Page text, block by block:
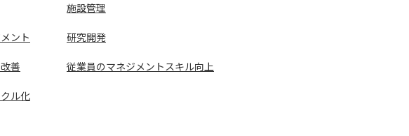
施設管理
ント 研究開発
善 従業員のマネジメントスキル向上
ル化